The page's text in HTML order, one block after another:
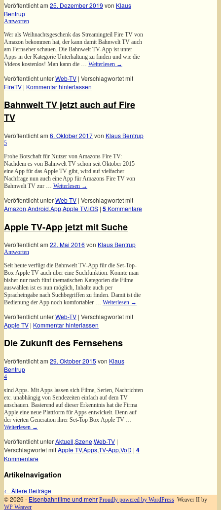
Veröffentlicht am 25. Dezember 2019 von Klaus
Bentrup
Antworten
Wer als Weihnachtsgeschenk das Streamingteil Fire TV von
Amazon bekommen hat, der kann damit Bahnwelt TV auch
am Fernseher schauen. Die Bahnwelt TV-App ist unter
Apps in der Kategorie Unterhaltung zu finden und wie die
Videos kostenlos! Man kann die … Weiterlesen →
Veröffentlicht unterWeb-TV | Verschlagwortet mit
FireTV | Kommentar hinterlassen
Bahnwelt TV jetzt auch auf Fire
TV
Veröffentlicht am 6. Oktober 2017von Klaus Bentrup
5
Frohe Botschaft für Nutzer von Amazons Fire TV:
Nachdem es von Bahnwelt TV schon seit Oktober 2015
eine App für das Apple TV gibt, wird auf vielfacher
Nachfrage nun auch eine App für Amazons Fire TV von
Bahnwelt TV zur … Weiterlesen →
Veröffentlicht unterWeb-TV | Verschlagwortet mit
Amazon,Android,App,Apple TV,iOS | 5 Kommentare
Apple TV-App jetzt mit Suche
Veröffentlicht am 22. Mai 2016 von Klaus Bentrup
Antworten
Seit heute verfügt die Bahnwelt TV-App für die Set-Top-
Box Apple TV auch über eine Suchfunktion. Konnte man
bisher nur nach fünf thematischen Kategorien die Filme
auswählen ist es nun möglich, Inhalte auch per
Spracheingabe nach Suchbegriffen zu finden. Damit ist die
Bedienung der App noch komfortabler … Weiterlesen →
Veröffentlicht unterWeb-TV | Verschlagwortet mit
Apple TV | Kommentar hinterlassen
Die Zukunft des Fernsehens
Veröffentlicht am 29. Oktober 2015 von Klaus
Bentrup
4
sind Apps. Mit Apps lassen sich Filme, Serien, Nachrichten
etc. unabhängig von Sendezeiten einfach auf dem TV
anschauen. Basierend auf dieser Erkenntnis hat die Firma
Apple eine neue Plattform für Apps entwickelt. Denn auf
der vierten Generation ihrer Set-Top Box Apple TV …
Weiterlesen →
Veröffentlicht unterAktuell,Szene,Web-TV |
Verschlagwortet mitApple TV,Apps,TV-App,VoD | 4
Kommentare
Artikelnavigation
← Ältere Beiträge
© 2026 - Eisenbahnfilme und mehr Proudly powered by WordPress Weaver II by
WP Weaver